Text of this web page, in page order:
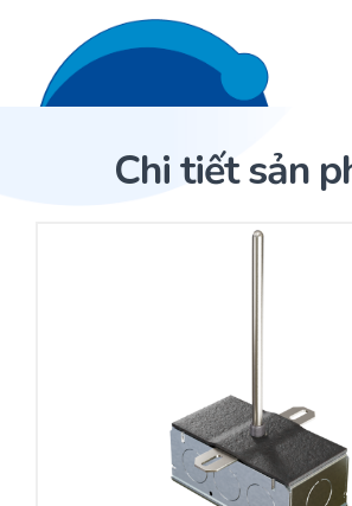
Trang Chủ
Nhà sản xuất thiết bị điều khiển
Cung cấp giải pháp quản lý cho toà
Chi tiết sản
Sản phẩm